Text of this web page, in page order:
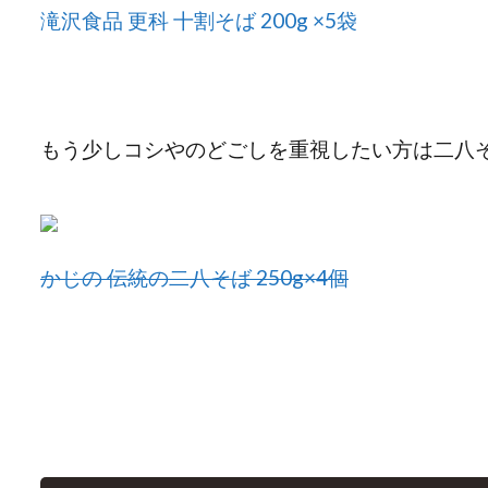
滝沢食品 更科 十割そば 200g ×5袋
もう少しコシやのどごしを重視したい方は二八
かじの 伝統の二八そば 250g×4個